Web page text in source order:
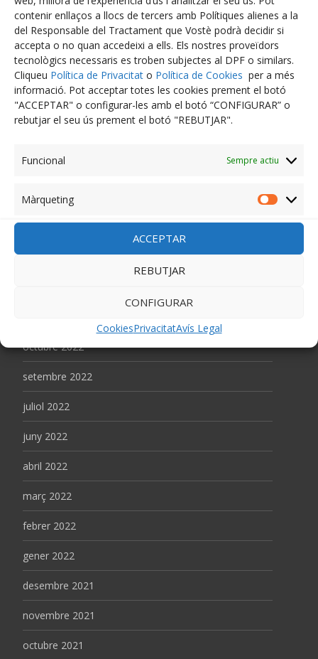
contenir enllaços a llocs de tercers amb Polítiques alienes a la
del Responsable del Tractament que Vostè podrà decidir si
accepta o no quan accedeixi a ells. Els nostres proveïdors
tecnològics necessaris es troben subjectes al DPF o similars.
Cliqueu Política de Privacitat o Política de Cookies per a més
informació. Pot acceptar totes les cookies prement el botó
"ACCEPTAR" o configurar-les amb el botó “CONFIGURAR” o
rebutjar el seu ús prement el botó "REBUTJAR".
Funcional Sempre actiu
Màrqueting
ACCEPTAR
REBUTJAR
CONFIGURAR
CookiesPrivacitatAvís Legal
novembre 2023
octubre 2023
setembre 2023
agost 2023
juny 2023
abril 2023
març 2023
febrer 2023
octubre 2022
setembre 2022
juliol 2022
juny 2022
abril 2022
març 2022
febrer 2022
gener 2022
desembre 2021
novembre 2021
octubre 2021